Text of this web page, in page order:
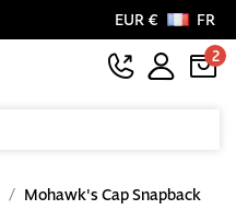
EUR €
FR
2
Mohawk's Cap Snapback